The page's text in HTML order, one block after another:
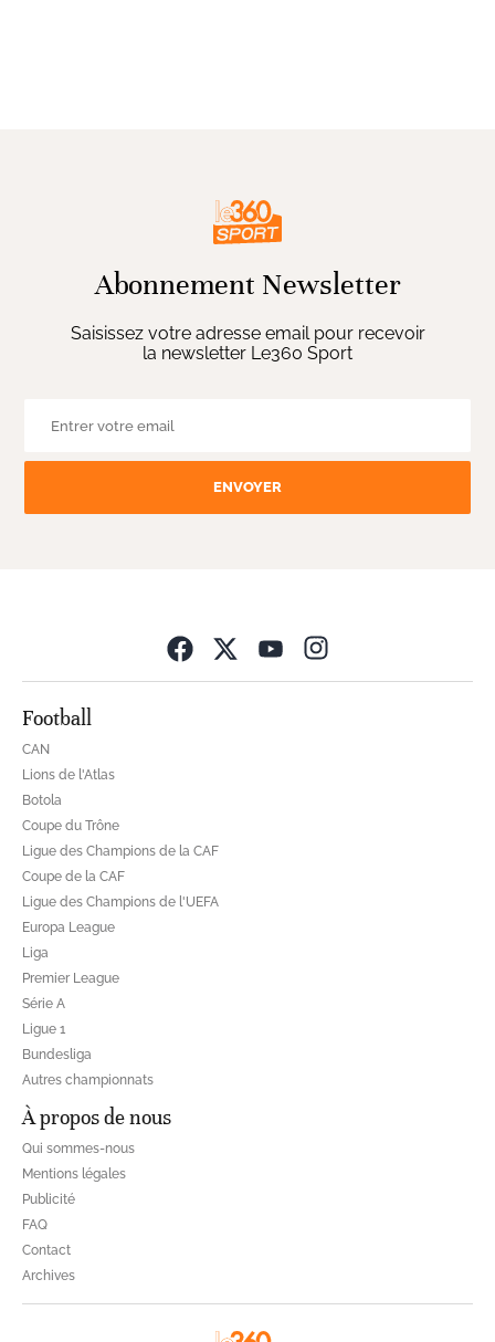
Abonnement Newsletter
Saisissez votre adresse email pour recevoir
la newsletter Le360 Sport
ENVOYER
Football
CAN
Lions de l'Atlas
Botola
Coupe du Trône
Ligue des Champions de la CAF
Coupe de la CAF
Ligue des Champions de l'UEFA
Europa League
Liga
Premier League
Série A
Ligue 1
Bundesliga
Autres championnats
À propos de nous
Qui sommes-nous
Mentions légales
Publicité
FAQ
Contact
Archives